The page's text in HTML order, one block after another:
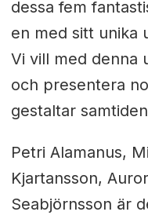
dessa fem
en med sitt unika
Vi vill med denna
och presentera
gestaltar
Petri Alamanus,
Kjartansson,
Seabjörnsson är